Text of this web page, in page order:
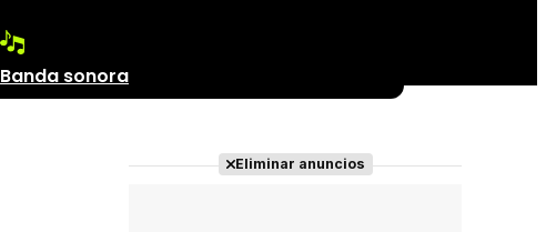
Banda sonora
Eliminar anuncios